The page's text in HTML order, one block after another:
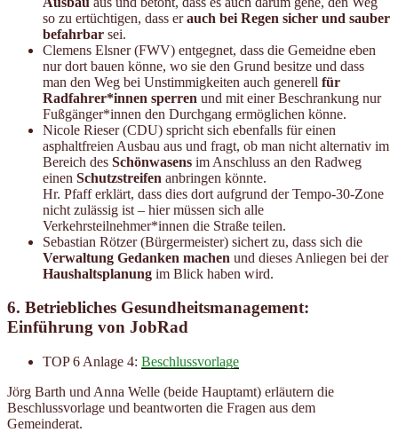
so zu ertüchtigen, dass erauch bei Regen sicher und sauber
befahrbar sei.
Clemens Elsner (FWV) entgegnet, dass die Gemeidne eben
nur dort bauen könne, wo sie den Grund besitze und dass
man den Weg bei Unstimmigkeiten auch generell für
Radfahrer*innen sperren und mit einer Beschrankung nur
Fußgänger*innen den Durchgang ermöglichen könne.
Nicole Rieser (CDU) spricht sich ebenfalls für einen
asphaltfreien Ausbau aus und fragt, ob man nicht alternativ im
Bereich des Schönwasens im Anschluss an den Radweg
einen Schutzstreifen anbringen könnte.
Hr. Pfaff erklärt, dass dies dort aufgrund der Tempo-30-Zone
nicht zulässig ist – hier müssen sich alle
Verkehrsteilnehmer*innen die Straße teilen.
Sebastian Rötzer (Bürgermeister) sichert zu, dass sich die
Verwaltung Gedanken machen und dieses Anliegen bei der
Haushaltsplanung im Blick haben wird.
6. Betriebliches Gesundheitsmanagement:
Einführung von JobRad
TOP 6 Anlage 4: Beschlussvorlage
Jörg Barth und Anna Welle (beide Hauptamt) erläutern die
Beschlussvorlage und beantworten die Fragen aus dem
Gemeinderat.